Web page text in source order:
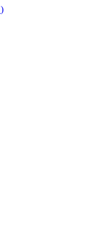
Transparente Moschee (مسجد المصطفى)